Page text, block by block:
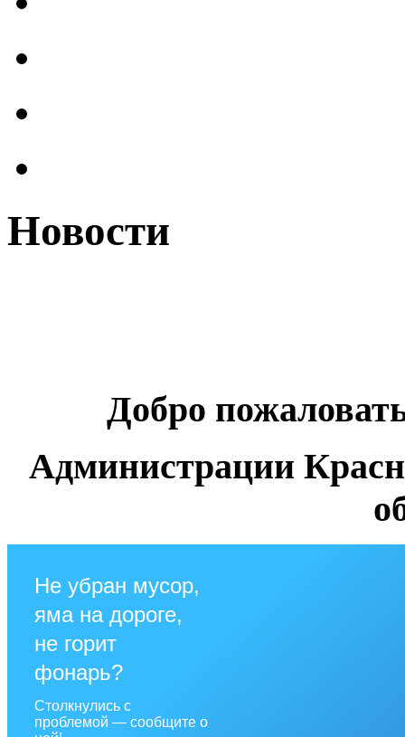
Новости
Добро
Администрации
Не убран мусор,
яма на дороге,
не горит
фонарь?
Столкнулись с
проблемой — сообщите о